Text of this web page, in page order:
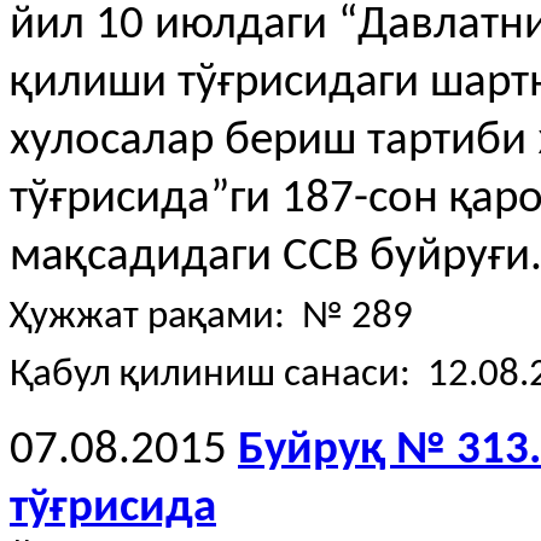
йил 10 июлдаги
қилиши тўғрисидаги
хулосалар бериш
тўғрисида”ги 187-сон
мақсадидаги ССВ
Ҳужжат рақами: № 289
Қабул қилиниш санаси:
07.08.2015 Буйруқ №
тўғрисида